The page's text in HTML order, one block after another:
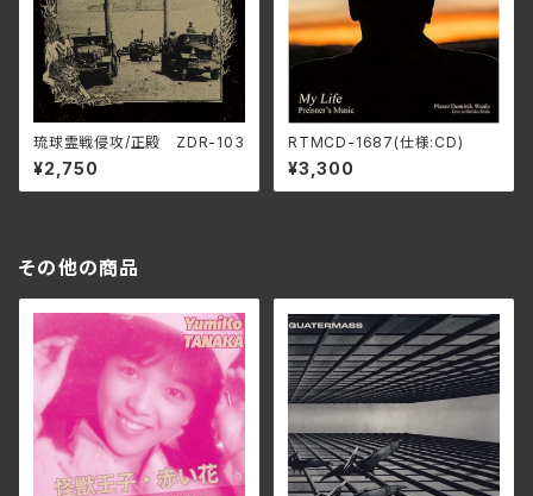
琉球霊戦侵攻/正殿 ZDR-103
¥2,750
RTMCD-1687(仕様:CD)
¥3,300
その他の商品